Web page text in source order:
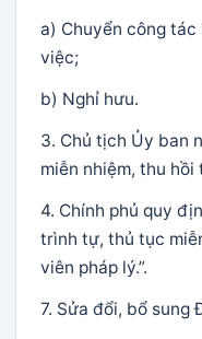
a) Chuyển công
việc;
b) Nghỉ hưu.
3. Chủ tịch Ủy ban
miễn nhiệm, thu
4. Chính phủ quy
trình tự, thủ tục
viên pháp lý.”.
7. Sửa đổi, bổ sung